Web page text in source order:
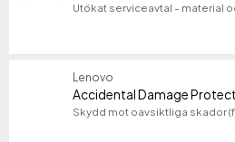
Lenovo
Accidental Damage